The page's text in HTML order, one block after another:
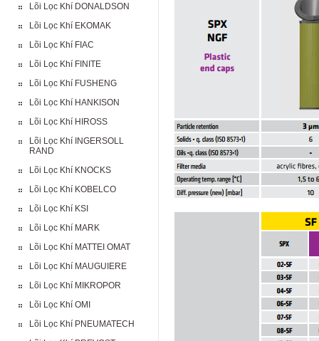
Lõi Lọc Khí DONALDSON
Lõi Lọc Khí EKOMAK
Lõi Lọc Khí FIAC
Lõi Lọc Khí FINITE
Lõi Lọc Khí FUSHENG
Lõi Lọc Khí HANKISON
Lõi Lọc Khí HIROSS
Lõi Lọc Khí INGERSOLL
RAND
Lõi Lọc Khí KNOCKS
Lõi Lọc Khí KOBELCO
Lõi Lọc Khí KSI
Lõi Lọc Khí MARK
Lõi Lọc Khí MATTEI OMAT
Lõi Lọc Khí MAUGUIERE
Lõi Lọc Khí MIKROPOR
Lõi Lọc Khí OMI
Lõi Lọc Khí PNEUMATECH